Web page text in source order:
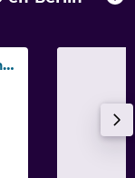
A&O Berlin Hauptbahnhof